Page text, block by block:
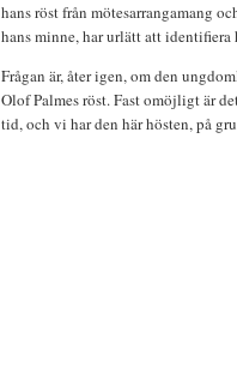
hans röst från mötesarrangamang
hans minne, har urlätt att identifiera
Frågan är, åter igen, om den
Olof Palmes röst. Fast omöjligt är
tid, och vi har den här hösten, på